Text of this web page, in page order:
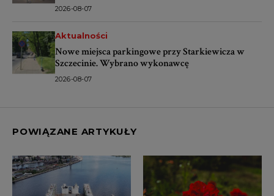
2026-08-07
Aktualności
Nowe miejsca parkingowe przy Starkiewicza w
Szczecinie. Wybrano wykonawcę
2026-08-07
POWIĄZANE ARTYKUŁY